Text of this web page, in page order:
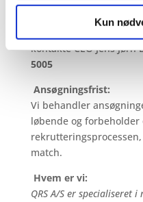
Kun
snarest til:job@qrs.dk
Har du spørgsmål til
kontakte CEO Jens
5005
Ansøgningsfrist:
Vi behandler
løbende og
match.
Hvem er vi:
QRS A/S er specialiseret